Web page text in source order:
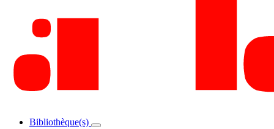
Bibliothèque(s)